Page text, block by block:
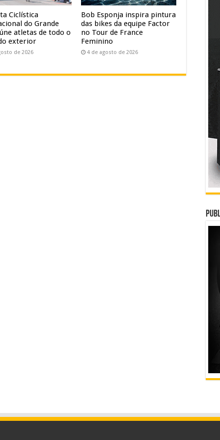
Ciclística
do Grande
atletas de todo o
exterior
de 2026
Bob Esponja inspira pintura
das bikes da equipe Factor
no Tour de France
Feminino
4 de agosto de 2026